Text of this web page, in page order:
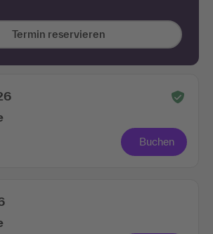
Termin reservieren